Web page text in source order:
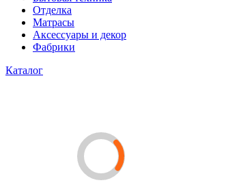
Отделка
Матрасы
Аксессуары и декор
Фабрики
Каталог